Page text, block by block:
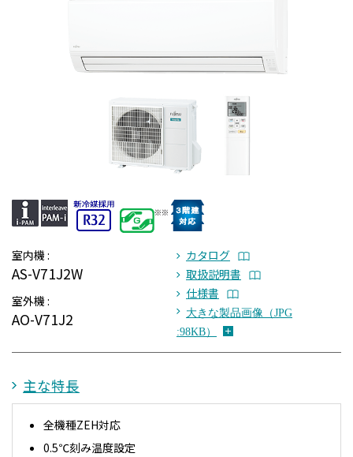
室内機 :
AS-V71J2W
室外機 :
AO-V71J2
カタログ
取扱説明書
仕様書
大きな製品画像（JPG
:98KB）
主な特長
全機種ZEH対応
0.5℃刻み温度設定